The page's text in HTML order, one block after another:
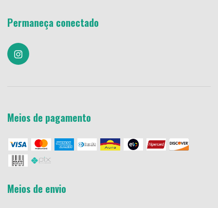
Permaneça conectado
Meios de pagamento
Meios de envio